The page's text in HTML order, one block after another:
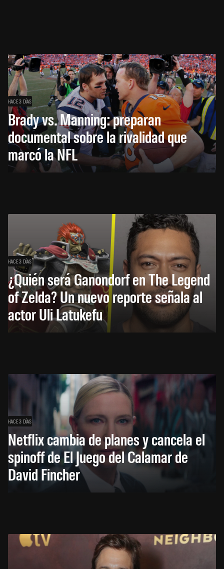
HACE 3 DÍAS
Brady vs. Manning: preparan
documental sobre la rivalidad que
marcó la NFL
HACE 3 DÍAS
¿Quién será Ganondorf en The Legend
of Zelda? Un nuevo reporte señala al
actor Uli Latukefu
HACE 3 DÍAS
Netflix cambia de planes y cancela el
spinoff de El Juego del Calamar de
David Fincher